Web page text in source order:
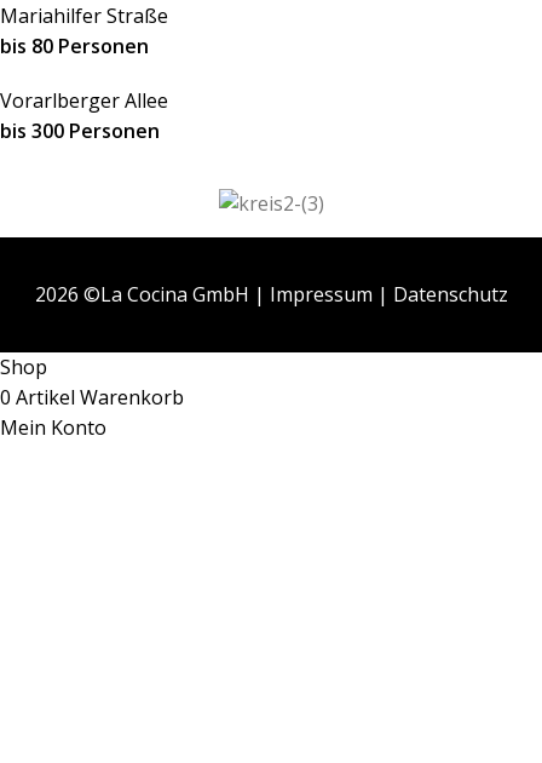
Mariahilfer Straße
bis 80 Personen
Vorarlberger Allee
bis 300 Personen
2026 ©La Cocina GmbH | Impressum | Datenschutz
Shop
0 Artikel Warenkorb
Mein Konto